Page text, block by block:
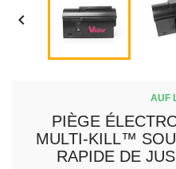

AUF
PIÈGE
MULTI-KILL™
RAPIDE DE